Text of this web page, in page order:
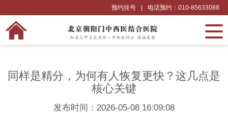
电话预约：010-85633088
预约挂号
同样是精分，为何有人恢复更快？这几点是
核心关键
发布时间：2026-05-08 16:09:08